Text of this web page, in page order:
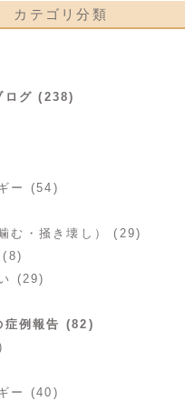
カテゴリ分類
ログ (238)
ー (54)
む・掻き壊し） (29)
(8)
(29)
症例報告 (82)
ー (40)